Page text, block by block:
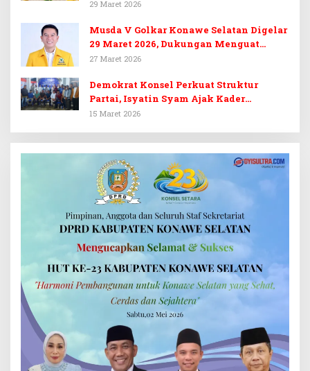
Golkar Konsel
29 Maret 2026
Musda V Golkar Konawe Selatan Digelar
29 Maret 2026, Dukungan Menguat
untuk Irham Kalenggo
27 Maret 2026
Demokrat Konsel Perkuat Struktur
Partai, Isyatin Syam Ajak Kader
Kembalikan Kejayaan
15 Maret 2026